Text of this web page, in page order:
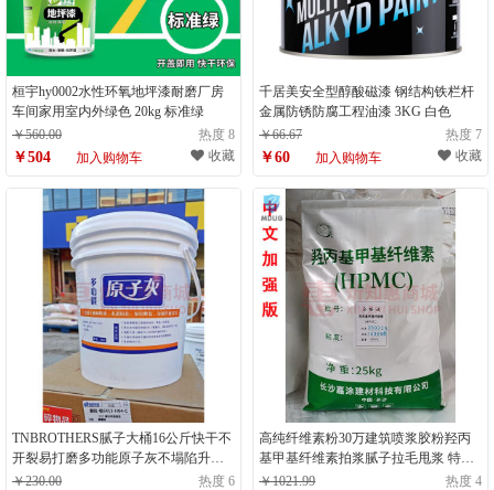
桓宇hy0002水性环氧地坪漆耐磨厂房
车间家用室内外绿色 20kg 标准绿
￥560.00
热度 8
￥504 加入购物车 收藏
千居美安全型醇酸磁漆 钢结构铁栏杆
金属防锈防腐工程油漆 3KG 白色
￥66.67
热度 7
￥60 加入购物车 收藏
TNBROTHERS腻子大桶16公斤快干不
开裂易打磨多功能原子灰不塌陷升级
款升级款 16kg 多功能原子灰公b
￥230.00 热度 6
高纯纤维素粉30万建筑喷浆胶粉羟丙
基甲基纤维素拍浆腻子拉毛甩浆 特粘
30万纤维素(25kg)
￥1021.99 热度 4